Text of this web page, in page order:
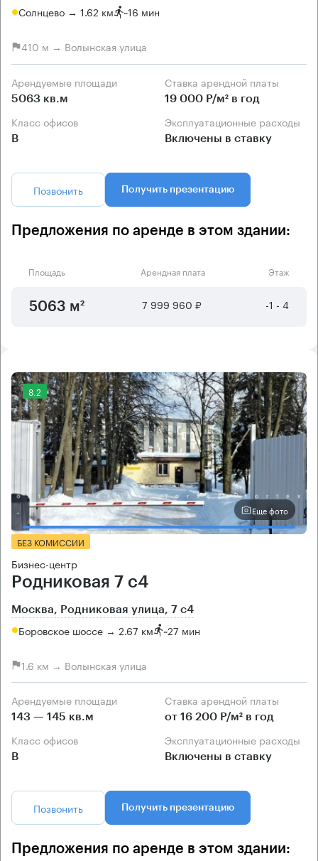
Солнцево → 1.62 км ~16 мин
410 м → Волынская улица
Арендуемые площади
5063 кв.м
Ставка арендной платы
19 000 Р/м² в год
Класс офисов
B
Эксплуатационные расходы
Включены в ставку
Позвонить Получить презентацию
Предложения по аренде в этом здании:
Площадь Арендная плата Этаж
5063 м² 7 999 960 ₽ -1 - 4
8.2
Еще фото
БЕЗ КОМИССИИ
Бизнес-центр
Родниковая 7 с4
Москва, Родниковая улица, 7 с4
Боровское шоссе → 2.67 км ~27 мин
1.6 км → Волынская улица
Арендуемые площади
143 — 145 кв.м
Ставка арендной платы
от 16 200 Р/м² в год
Класс офисов
B
Эксплуатационные расходы
Включены в ставку
Позвонить Получить презентацию
Предложения по аренде в этом здании: